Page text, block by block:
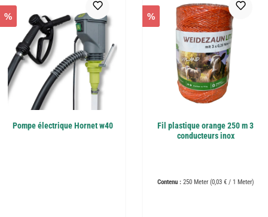
%
Pompe électrique Hornet w40
%
Fil plastique orange 250 m 3
conducteurs inox
Contenu : 250 Meter (0,03 € / 1 Meter)